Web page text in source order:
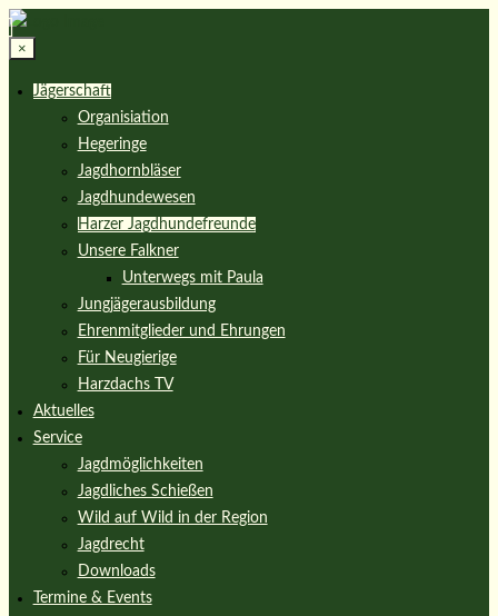
×
Jägerschaft
Organisiation
Hegeringe
Jagdhornbläser
Jagdhundewesen
Harzer Jagdhundefreunde
Unsere Falkner
Unterwegs mit Paula
Jungjägerausbildung
Ehrenmitglieder und Ehrungen
Für Neugierige
Harzdachs TV
Aktuelles
Service
Jagdmöglichkeiten
Jagdliches Schießen
Wild auf Wild in der Region
Jagdrecht
Downloads
Termine & Events